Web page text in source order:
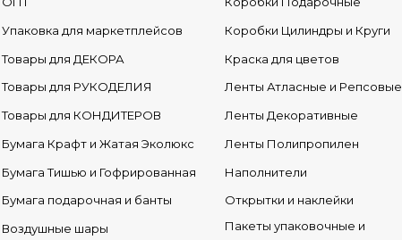
Упаковка для маркетплейсов
Товары для ДЕКОРА
Товары для РУКОДЕЛИЯ
Товары для КОНДИТЕРОВ
Бумага Крафт и Жатая Эколюкс
Бумага Тишью и Гофрированная
Бумага подарочная и банты
Воздушные шары
Коробки Цилиндры и Круги
Краска для цветов
Ленты Атласные и Репсовые
Ленты Декоративные
Ленты Полипропилен
Наполнители
Открытки и наклейки
Пакеты упаковочные и